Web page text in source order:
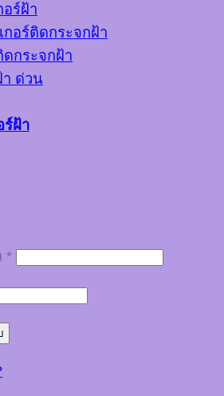
อร์ฝ้า
กอร์ติดกระจกฝ้า
ดกระจกฝ้า
า ด่วน
ร์ฝ้า
*